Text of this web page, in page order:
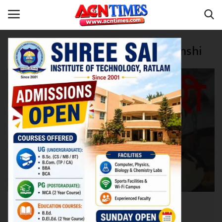
Home
Contact
नीर_का_तीर
मध्यप्रदेश
विदेश
उत्तर प्रदेश
Tag:Collector Narendra Suryavanshi
रतलाम